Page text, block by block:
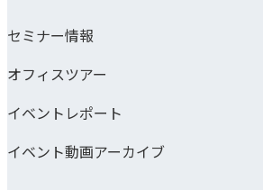
セミナー情報
オフィスツアー
イベントレポート
イベント動画アーカイブ